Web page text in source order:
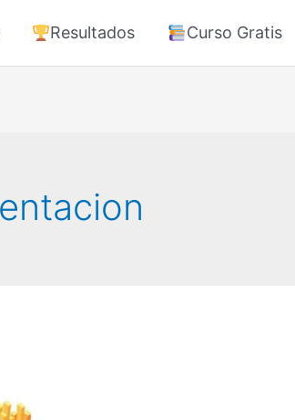
Resultados Curso Gratis